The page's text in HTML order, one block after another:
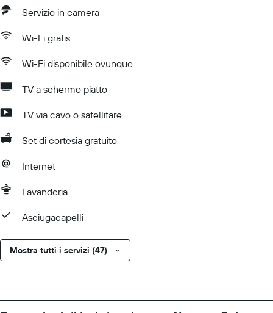
Servizio in camera
Wi-Fi gratis
Wi-Fi disponibile ovunque
TV a schermo piatto
TV via cavo o satellitare
Set di cortesia gratuito
Internet
Lavanderia
Asciugacapelli
Mostra tutti i servizi (47)